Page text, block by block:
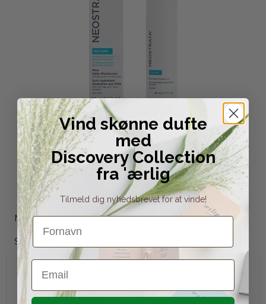
Neostrata Restore PHA Daily Moisturizer 50 ml
SB-NEO057
255,00 DKK
Vis produkt
Vind skønne dufte
med
Discovery Collection
fra 'ærlig
Tilmeld dig nyhedsbrevet for at vinde!
Fornavn
Email